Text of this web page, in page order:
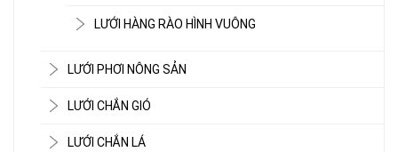
LƯỚI HÀNG RÀO HÌNH VUÔNG
LƯỚI PHƠI NÔNG SẢN
LƯỚI CHẮN GIÓ
LƯỚI CHẮN LÁ